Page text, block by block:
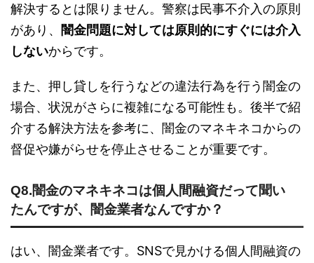
解決するとは限りません。警察は民事不介入の原則
があり、 闇金問題に対しては原則的にすぐには介入
しないからです。
また、押し貸しを行うなどの違法行為を行う闇金の
場合、状況がさらに複雑になる可能性も。後半で紹
介する解決方法を参考に、闇金のマネキネコからの
督促や嫌がらせを停止させることが重要です。
Q8.闇金のマネキネコは個人間融資だって聞い
たんですが、闇金業者なんですか？
はい、闇金業者です。SNSで見かける個人間融資の